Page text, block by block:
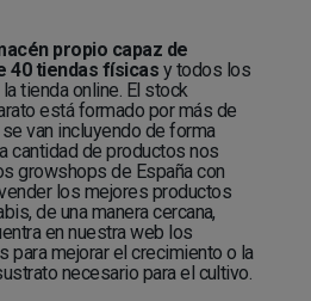
propio capaz de
40 tiendas físicas y todos los
tienda online. El stock
está formado por más de
van incluyendo de forma
cantidad de productos nos
growshops de España con
los mejores productos
de una manera cercana,
en nuestra web los
para mejorar el crecimiento o la
necesario para el cultivo.